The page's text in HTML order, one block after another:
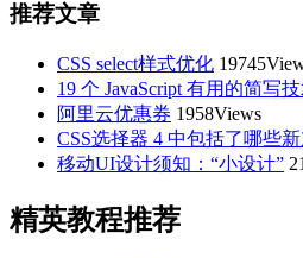
推荐文章
CSS select样式优化
19 个 JavaScript 有用的简写
阿里云优惠券 1958Views
CSS选择器 4 中包括了哪些新
移动UI设计须知：“小设计”
精英教程推荐